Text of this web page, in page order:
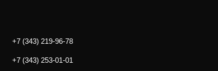
+7 (343) 219-96-78
+7 (343) 253-01-01